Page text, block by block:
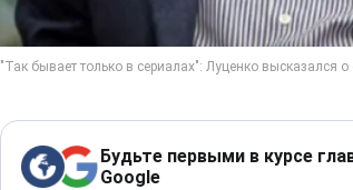
Будьте первыми в курсе
Google